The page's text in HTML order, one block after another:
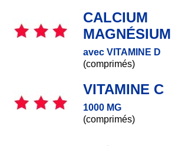
CALCIUM
MAGNÉSIUM
avec VITAMINE D
(comprimés)
VITAMINE C
1000 MG
(comprimés)